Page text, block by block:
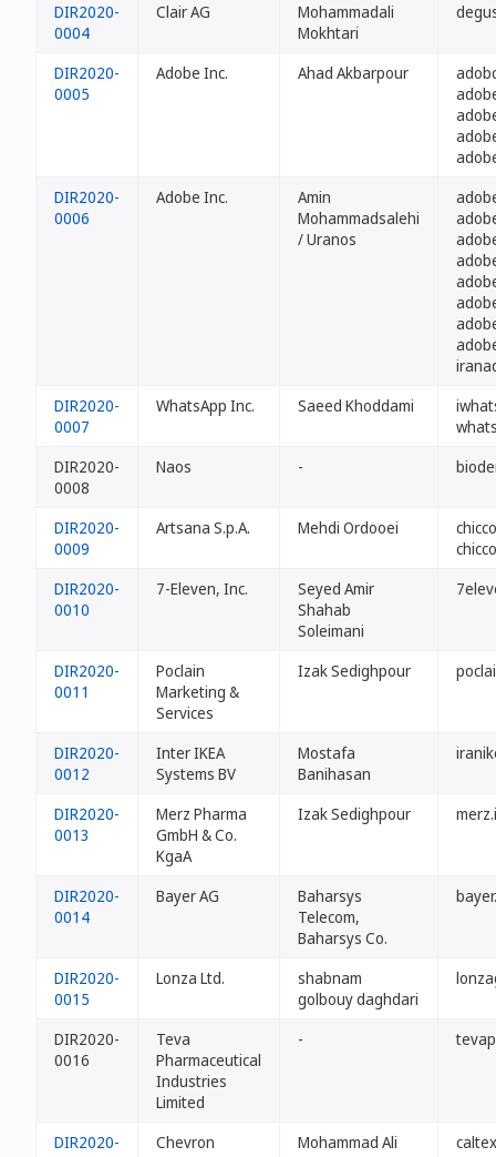
DIR2020-
0004
Clair AG
Mohammadali
Mokhtari
DIR2020-
0005
Adobe Inc. Ahad Akbarpour
DIR2020-
0006
Adobe Inc.
Amin
Mohammadsalehi
/ Uranos
DIR2020-
0007
WhatsApp Inc. Saeed Khoddami
DIR2020-
0008
Naos -
DIR2020-
0009
Artsana S.p.A. Mehdi Ordooei
DIR2020-
0010
7-Eleven, Inc.
Seyed Amir
Shahab
Soleimani
DIR2020-
0011
Poclain
Marketing &
Services
Izak Sedighpour
DIR2020-
0012
Inter IKEA
Systems BV
Mostafa
Banihasan
DIR2020-
0013
Merz Pharma
GmbH & Co.
KgaA
Izak Sedighpour
DIR2020-
0014
Bayer AG
Baharsys
Telecom,
Baharsys Co.
DIR2020-
0015
Lonza Ltd.
shabnam
golbouy daghdari
DIR2020-
0016
Teva
Pharmaceutical
Industries
Limited
-
DIR2020-
Chevron
Mohammad Ali